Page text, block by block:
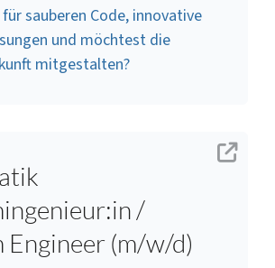
sauberen Code, innovative
und möchtest die
mitgestalten?
/
Engineer (m/w/d)